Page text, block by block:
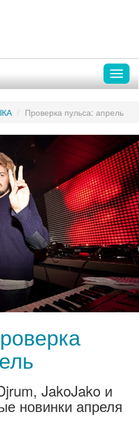
Проверка пульса: апрель
JakoJako и
новинки апреля